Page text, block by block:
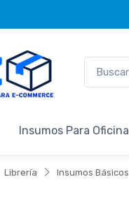
Insumos Para Oficina
Librería Insumos Básicos